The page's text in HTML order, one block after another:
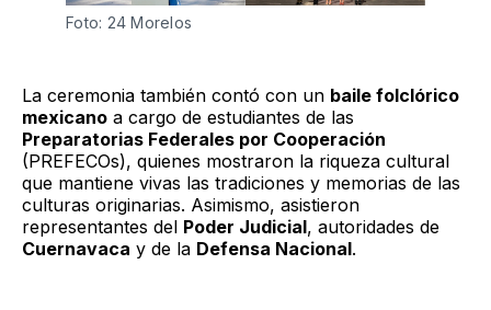
Foto: 24 Morelos
La ceremonia también contó con un baile folclórico
mexicano a cargo de estudiantes de las
Preparatorias Federales por Cooperación
(PREFECOs), quienes mostraron la riqueza cultural
que mantiene vivas las tradiciones y memorias de las
culturas originarias. Asimismo, asistieron
representantes del Poder Judicial, autoridades de
Cuernavaca y de la Defensa Nacional.